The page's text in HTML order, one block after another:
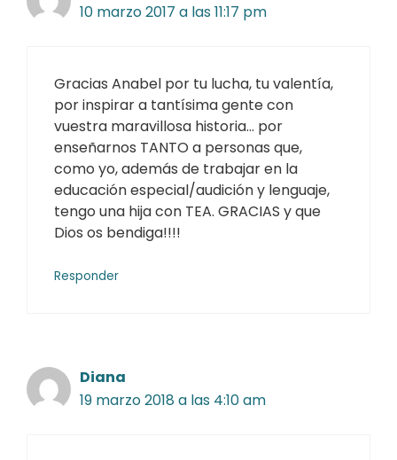
10 marzo 2017 a las 11:17 pm
Gracias Anabel por tu lucha, tu valentía,
por inspirar a tantísima gente con
vuestra maravillosa historia… por
enseñarnos TANTO a personas que,
como yo, además de trabajar en la
educación especial/audición y lenguaje,
tengo una hija con TEA. GRACIAS y que
Dios os bendiga!!!!
Responder
Diana
19 marzo 2018 a las 4:10 am